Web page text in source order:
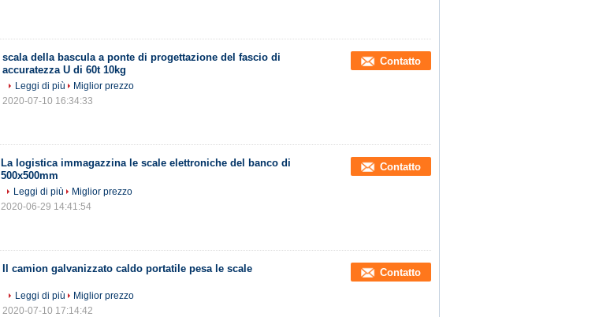
scala della bascula a ponte di progettazione del fascio di
accuratezza U di 60t 10kg
Contatto
Leggi di più
Miglior prezzo
2020-07-10 16:34:33
La logistica immagazzina le scale elettroniche del banco di
500x500mm
Contatto
Leggi di più
Miglior prezzo
2020-06-29 14:41:54
Il camion galvanizzato caldo portatile pesa le scale Contatto
Leggi di più
Miglior prezzo
2020-07-10 17:14:42